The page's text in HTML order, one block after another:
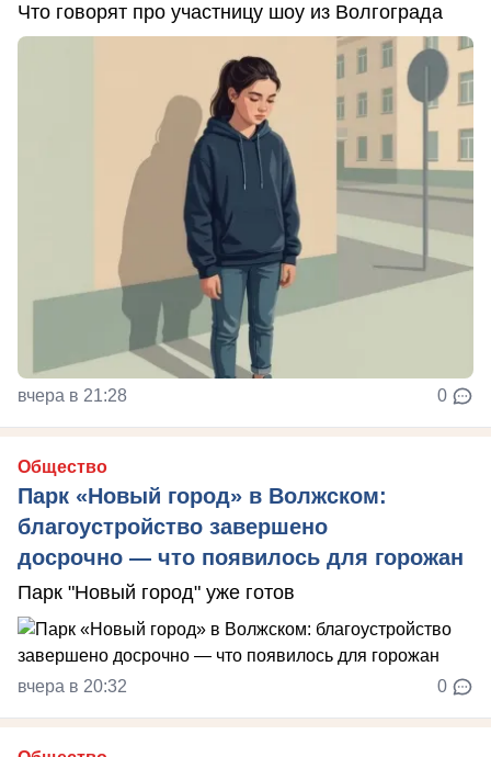
Что говорят про участницу шоу из Волгограда
вчера в 21:28 0
Общество
Парк «Новый город» в Волжском:
благоустройство завершено
досрочно — что появилось для горожан
Парк "Новый город" уже готов
вчера в 20:32 0